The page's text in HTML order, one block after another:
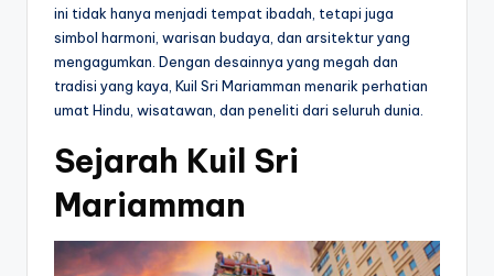
ini tidak hanya menjadi tempat ibadah, tetapi juga
simbol harmoni, warisan budaya, dan arsitektur yang
mengagumkan. Dengan desainnya yang megah dan
tradisi yang kaya, Kuil Sri Mariamman menarik perhatian
umat Hindu, wisatawan, dan peneliti dari seluruh dunia.
Sejarah Kuil Sri
Mariamman